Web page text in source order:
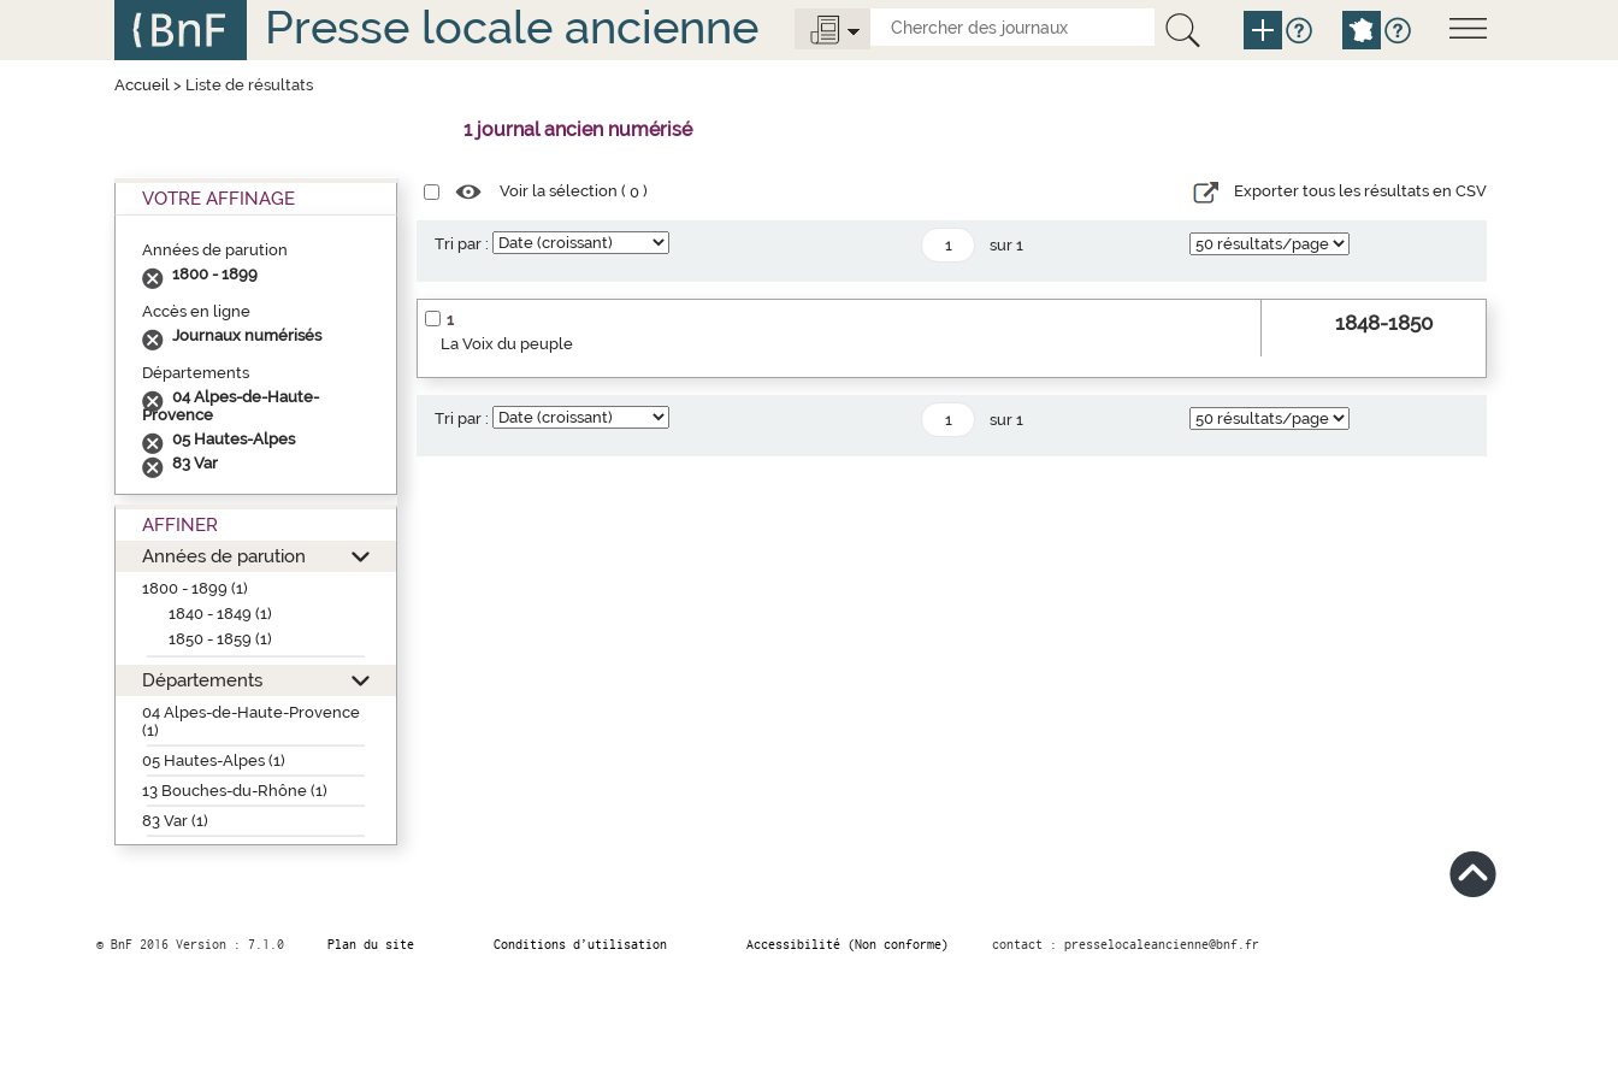
Presse locale ancienne
Accueil> Liste de résultats
1 journal ancien numérisé
VOTRE AFFINAGE
Années de parution
1800 - 1899
Accès en ligne
Journaux numérisés
Départements
04 Alpes-de-Haute-
Provence
05 Hautes-Alpes
83 Var
AFFINER
Années de parution
1800 - 1899 (1)
1840 - 1849 (1)
1850 - 1859 (1)
Départements
04 Alpes-de-Haute-Provence
(1)
05 Hautes-Alpes (1)
13 Bouches-du-Rhône (1)
83 Var (1)
Voir la sélection (0 ) Exporter tous les résultats en CSV
Tri par : sur 1
1
La Voix du peuple
1848-1850
Tri par : sur 1
© BnF 2016 Version : 7.1.0 Plan du site Conditions d’utilisation Accessibilité (Non conforme) contact : presselocaleancienne@bnf.fr
Panneau de gestion des cookies